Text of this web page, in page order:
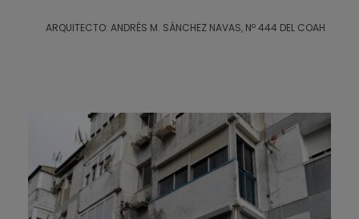
ARQUITECTO: ANDRÉS M. SÁNCHEZ NAVAS, Nº 444 DEL COAH